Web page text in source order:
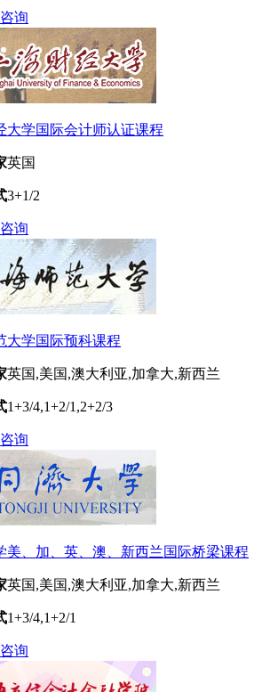
询
大学国际会计师认证课程
英国
3+1/2
询
大学国际预科课程
英国,美国,澳大利亚,加拿大,新西兰
1+3/4,1+2/1,2+2/3
询
美、加、英、澳、新西兰国际桥梁课程
英国,美国,澳大利亚,加拿大,新西兰
1+3/4,1+2/1
询